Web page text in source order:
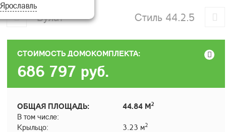
Ярославль
Булат Стиль 44.2.5
СТОИМОСТЬ ДОМОКОМПЛЕКТА:
686 797 руб.
ОБЩАЯ ПЛОЩАДЬ: 44.84 М2
В том числе:
Крыльцо:
3.23 м2